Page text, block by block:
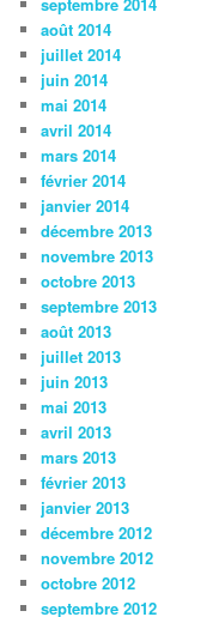
août 2014
juillet 2014
juin 2014
mai 2014
avril 2014
mars 2014
février 2014
janvier 2014
décembre 2013
novembre 2013
octobre 2013
septembre 2013
août 2013
juillet 2013
juin 2013
mai 2013
avril 2013
mars 2013
février 2013
janvier 2013
décembre 2012
novembre 2012
octobre 2012
septembre 2012